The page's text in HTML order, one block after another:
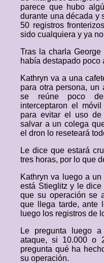
parece que hubo
durante una década y
50 registros
sido cualquiera y ya
Tras la charla
había destapado poco
Kathryn va a una
para otra persona,
se reúne poco
interceptaron el
para evitar el uso
salvar a un colega
el dron lo reseteará
Le dice que estará
tres horas, por lo que
Kathryn va luego a
está Stieglitz y le
que su operación se
que llega tarde, ante
luego los registros de
Le pregunta luego
ataque, si 10.000 o
pregunta qué ha
su operación.